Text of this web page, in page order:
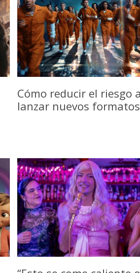
Cómo reducir el riesgo
lanzar nuevos formatos